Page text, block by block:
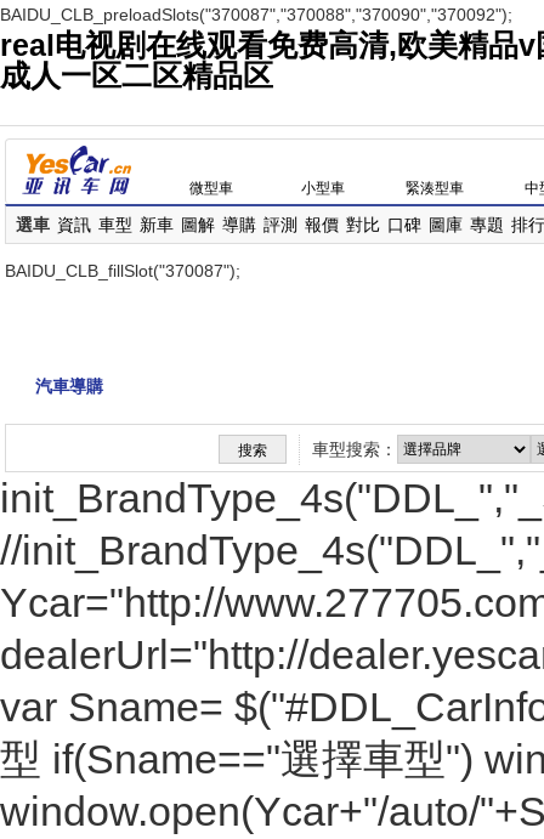
BAIDU_CLB_preloadSlots("370087","370088","370090","370092");
real电视剧在线观看免费高清,欧美精品
成人一区二区精品区
微型車 小型車 緊湊型車 中
選車 資訊 車型 新車 圖解 導購 評測 報價 對比 口碑 圖庫 專題 排
養(yǎng)車
| 車友 視頻 原創(chuàng)
BAIDU_CLB_fillSlot("370087");
汽車導購
車型搜索：
//
Ycar="http://
dealerUrl="http://
var Sname=
型 if(Sname=="選擇車型")
window.open(Ycar+"/auto/